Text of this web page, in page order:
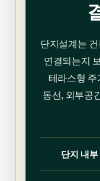
단지설계는
연결되는지
테라스형 주
동선, 외부공
단지 내